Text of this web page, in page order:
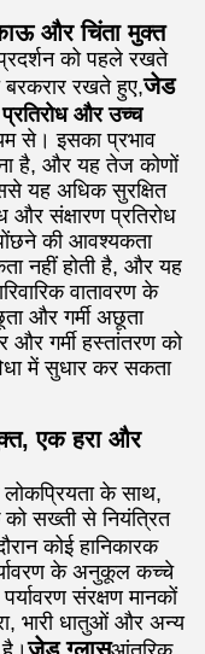
और चिंता मुक्त
को पहले रखते
बरकरार रखते हुए,जेड
और उच्च
से। इसका प्रभाव
है, और यह तेज कोणों
यह अधिक सुरक्षित
और संक्षारण प्रतिरोध
की आवश्यकता
नहीं होती है, और यह
वातावरण के
और गर्मी अछूता
और गर्मी हस्तांतरण को
में सुधार कर सकता
एक हरा और
लोकप्रियता के साथ,
सख्ती से नियंत्रित
कोई हानिकारक
के अनुकूल कच्चे
संरक्षण मानकों
भारी धातुओं और अन्य